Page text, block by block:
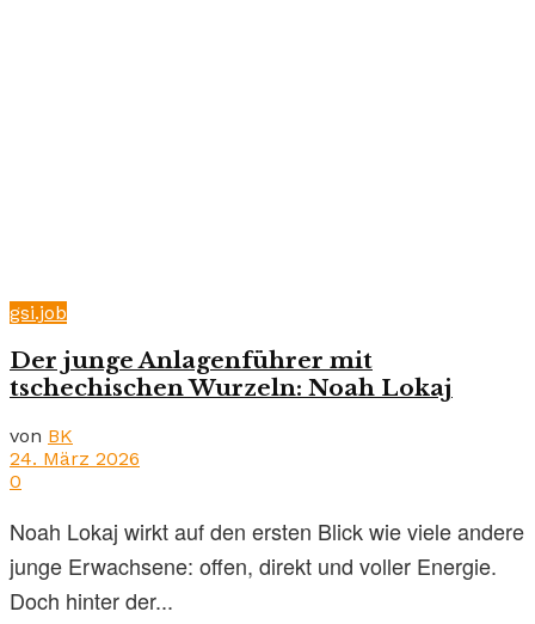
gsi.job
Der junge Anlagenführer mit
tschechischen Wurzeln: Noah Lokaj
von BK
24. März 2026
0
Noah Lokaj wirkt auf den ersten Blick wie viele andere
junge Erwachsene: offen, direkt und voller Energie.
Doch hinter der...